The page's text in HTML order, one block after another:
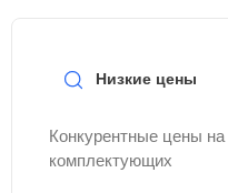
Низкие цены
Конкурентные цены
комплектующих